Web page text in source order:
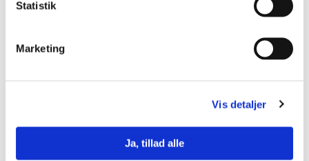
Statistik
Marketing
Vis detaljer
Ja, tillad alle
Katrine Andersen har på 3½ år været i praktik her: